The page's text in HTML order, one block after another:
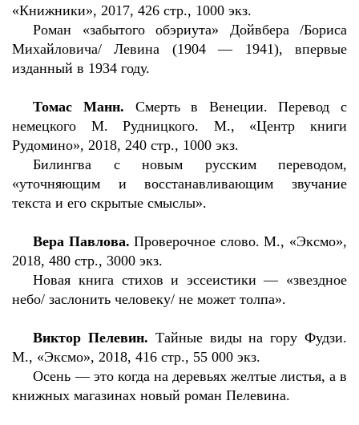
«Книжники», 2017, 426 стр., 1000 экз.
Роман «забытого обэриута» Дойвбера /Бориса
Михайловича/ Левина (1904 — 1941), впервые
изданный в 1934 году.
Томас Манн. Смерть в Венеции. Перевод с
немецкого М. Рудницкого. М., «Центр книги
Рудомино», 2018, 240 стр., 1000 экз.
Билингва с новым русским переводом,
«уточняющим и восстанавливающим звучание
текста и его скрытые смыслы».
Вера Павлова. Проверочное слово. М., «Эксмо»,
2018, 480 стр., 3000 экз.
Новая книга стихов и эссеистики — «звездное
небо/ заслонить человеку/ не может толпа».
Виктор Пелевин. Тайные виды на гору Фудзи.
М., «Эксмо», 2018, 416 стр., 55 000 экз.
Осень — это когда на деревьях желтые листья, а в
книжных магазинах новый роман Пелевина.